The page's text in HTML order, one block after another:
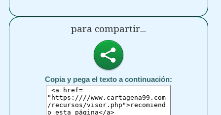
para compartir...
Copia y pega el texto a continuación: